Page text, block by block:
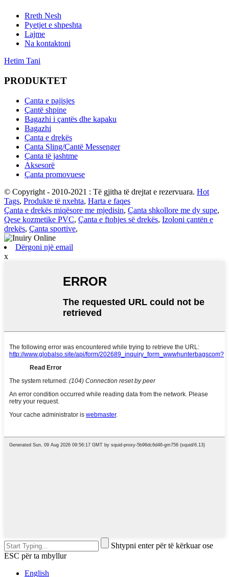
Rreth Nesh
Pyetjet e shpeshta
Lajme
Na kontaktoni
Hetim Tani
PRODUKTET
Çanta e pajisjes
Çantë shpine
Bagazhi i çantës dhe kapaku
Bagazhi
Çanta e drekës
Çanta Sling/Çantë Messenger
Çanta të jashtme
Aksesorë
Çanta promovuese
© Copyright - 2010-2021 : Të gjitha të drejtat e rezervuara. Hot
Tags, Produkte të nxehta, Harta e faqes
Çanta e drekës miqësore me mjedisin, Çanta shkollore me dy supe,
Qese kozmetike PVC, Çanta e ftohjes së drekës, Izoloni çantën e
drekës, Çanta sportive,
Dërgoni një email
x
Shtypni enter për të kërkuar ose
ESC për ta mbyllur
English